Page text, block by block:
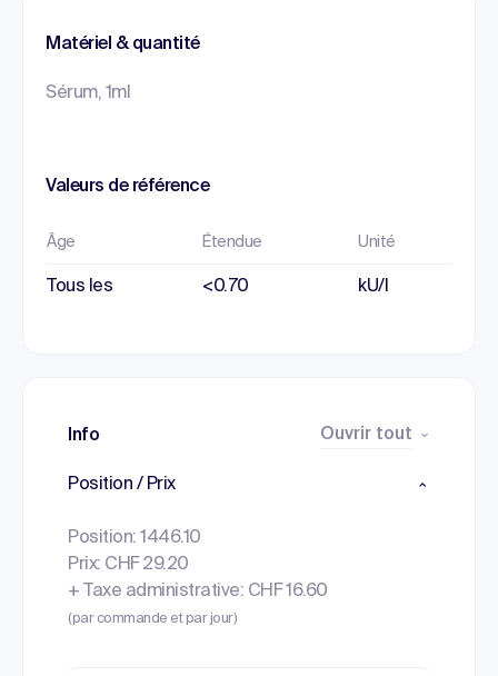
Matériel & quantité
Sérum, 1ml
Valeurs de référence
Âge Étendue Unité
Tous les <0.70 kU/l
Info Ouvrir tout
Position / Prix
Position: 1446.10
Prix: CHF 29.20
+ Taxe administrative: CHF 16.60
(par commande et par jour)